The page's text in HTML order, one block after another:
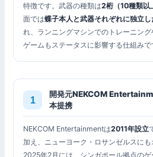
特徴です。武器の種類は2桁（10種類以
面では蝶子本人と武器それぞれに独立
れ、ランニングマシンでのトレーニン
ゲームもステータスに影響する仕組みで
開発元NEKCOM
本提携
NEKCOM Entertainmentは2011年設立
加え、ニューヨーク・ロサンゼルスにも
2025年2月には、シンガポール拠点の